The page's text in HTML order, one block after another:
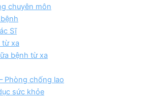
chuyên môn
Sĩ
từ xa
bệnh từ xa
Phòng chống lao
sức khỏe